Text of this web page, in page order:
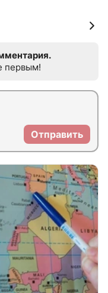
первым!
Отправить